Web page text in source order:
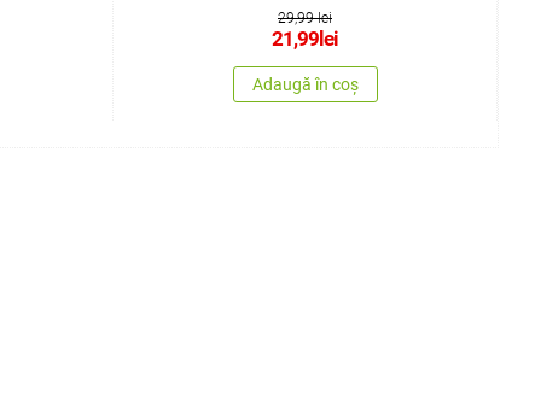
29,99 lei
21,99lei
Adaugă în coș